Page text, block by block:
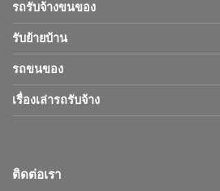
รถรับจ้างขนของ
รับย้ายบ้าน
รถขนของ
เรื่องเล่ารถรับจ้าง
ติดต่อเรา